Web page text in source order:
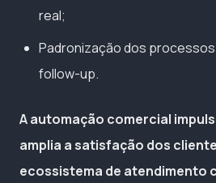
real;
Padronização dos
follow-up.
A automação comercial
amplia a satisfação dos
ecossistema de atendimento